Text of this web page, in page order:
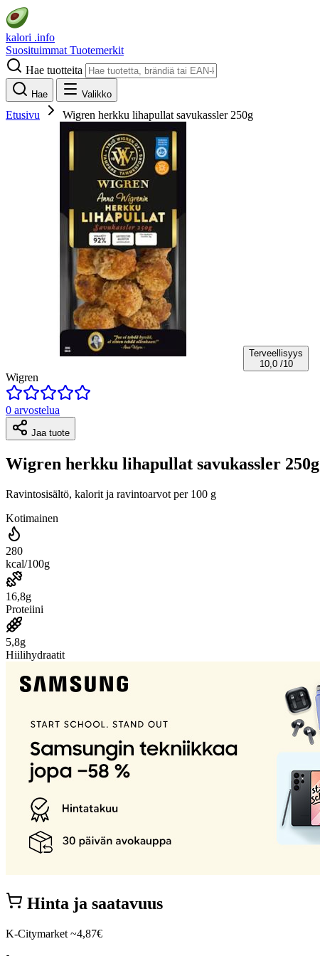
kalori .info
Suosituimmat Tuotemerkit
Hae tuotteita
Hae Valikko
Etusivu Wigren herkku lihapullat savukassler 250g
Terveellisyys
10,0 /10
Wigren
0 arvostelua
Jaa tuote
Wigren herkku lihapullat savukassler 250g
Ravintosisältö, kalorit ja ravintoarvot per 100 g
Kotimainen
280
kcal/100g
16,8g
Proteiini
5,8g
Hiilihydraatit
Hinta ja saatavuus
K-Citymarket ~4,87€